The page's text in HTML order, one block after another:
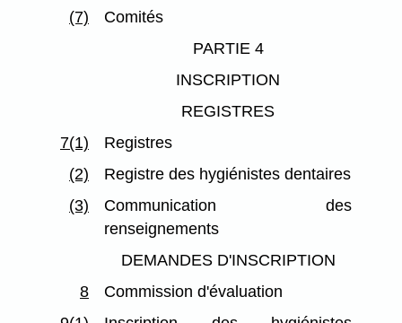
(7)
Comités
PARTIE 4
INSCRIPTION
REGISTRES
7(1)
Registres
(2)
Registre des hygiénistes dentaires
(3)
Communication des
renseignements
DEMANDES D'INSCRIPTION
8
Commission d'évaluation